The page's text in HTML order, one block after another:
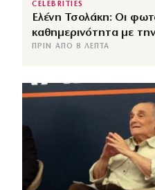
CELEBRITIES
Ελένη Τσολάκη: Οι
καθημερινότητα με
ΠΡΙΝ ΑΠΌ 8 ΛΕΠΤΆ